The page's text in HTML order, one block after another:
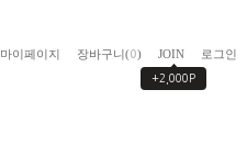
로그인
JOIN
+2,000P
장바구니(0)
마이페이지